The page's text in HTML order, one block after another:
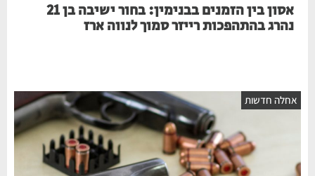
אסון בין הזמנים בבנימין: בחור ישיבה בן 21
נהרג בהתהפכות רייזר סמוך לנווה ארז
חדשות